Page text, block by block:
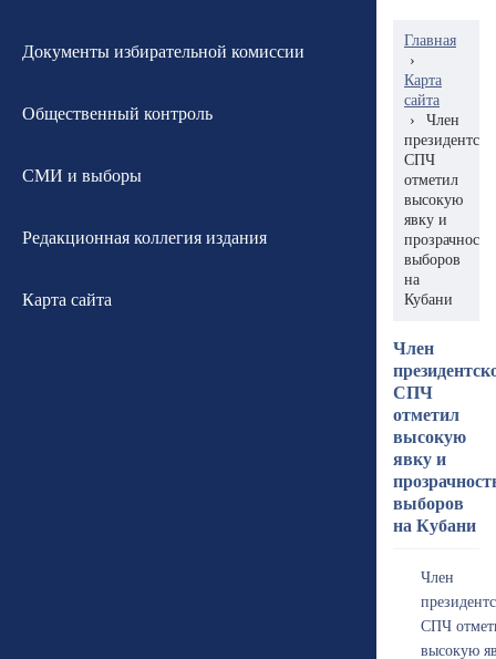
Документы избирательной комиссии
Общественный контроль
СМИ и выборы
Редакционная коллегия издания
Карта сайта
Главная
›
Карта
сайта
›
Член
СПЧ
отметил
высокую
явку и
прозрачность
выборов
на
Кубани
Член
СПЧ
отметил
высокую
явку и
выборов
на Кубани
Член
СПЧ
высокую